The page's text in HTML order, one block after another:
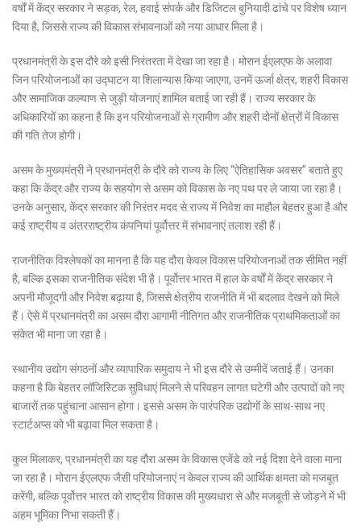
वर्षों में केंद्र सरकार ने सड़क, रेल, हवाई संपर्क और डिजिटल बुनियादी ढांचे पर विशेष ध्यान
दिया है, जिससे राज्य की विकास संभावनाओं को नया आधार मिला है।
प्रधानमंत्री के इस दौरे को इसी निरंतरता में देखा जा रहा है। मोरान ईएलएफ के अलावा
जिन परियोजनाओं का उद्घाटन या शिलान्यास किया जाएगा, उनमें ऊर्जा क्षेत्र, शहरी विकास
और सामाजिक कल्याण से जुड़ी योजनाएं शामिल बताई जा रही हैं। राज्य सरकार के
अधिकारियों का कहना है कि इन परियोजनाओं से ग्रामीण और शहरी दोनों क्षेत्रों में विकास
की गति तेज होगी।
असम के मुख्यमंत्री ने प्रधानमंत्री के दौरे को राज्य के लिए “ऐतिहासिक अवसर” बताते हुए
कहा कि केंद्र और राज्य के सहयोग से असम को विकास के नए पथ पर ले जाया जा रहा है।
उनके अनुसार, केंद्र सरकार की निरंतर मदद से राज्य में निवेश का माहौल बेहतर हुआ है और
कई राष्ट्रीय व अंतरराष्ट्रीय कंपनियां पूर्वोत्तर में संभावनाएं तलाश रही हैं।
राजनीतिक विश्लेषकों का मानना है कि यह दौरा केवल विकास परियोजनाओं तक सीमित नहीं
है, बल्कि इसका राजनीतिक संदेश भी है। पूर्वोत्तर भारत में हाल के वर्षों में केंद्र सरकार ने
अपनी मौजूदगी और निवेश बढ़ाया है, जिससे क्षेत्रीय राजनीति में भी बदलाव देखने को मिले
हैं। ऐसे में प्रधानमंत्री का असम दौरा आगामी नीतिगत और राजनीतिक प्राथमिकताओं का
संकेत भी माना जा रहा है।
स्थानीय उद्योग संगठनों और व्यापारिक समुदाय ने भी इस दौरे से उम्मीदें जताई हैं। उनका
कहना है कि बेहतर लॉजिस्टिक सुविधाएं मिलने से परिवहन लागत घटेगी और उत्पादों को नए
बाजारों तक पहुंचाना आसान होगा। इससे असम के पारंपरिक उद्योगों के साथ-साथ नए
स्टार्टअप्स को भी बढ़ावा मिल सकता है।
कुल मिलाकर, प्रधानमंत्री का यह दौरा असम के विकास एजेंडे को नई दिशा देने वाला माना
जा रहा है। मोरान ईएलएफ जैसी परियोजनाएं न केवल राज्य की आर्थिक क्षमता को मजबूत
करेंगी, बल्कि पूर्वोत्तर भारत को राष्ट्रीय विकास की मुख्यधारा से और मजबूती से जोड़ने में भी
अहम भूमिका निभा सकती हैं।